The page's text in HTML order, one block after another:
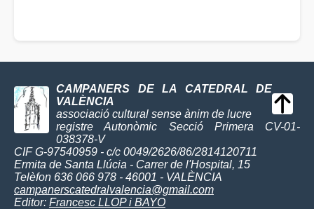
CAMPANERS DE LA CATEDRAL DE
VALÈNCIA
associació cultural sense ànim de lucre
registre Autonòmic Secció Primera CV-01-
038378-V
CIF G-97540959 - c/c 0049/2626/86/2814120711
Ermita de Santa Llúcia - Carrer de l'Hospital, 15
Telèfon 636 066 978 - 46001 - VALÈNCIA
campanerscatedralvalencia@gmail.com
Editor: Francesc LLOP i BAYO